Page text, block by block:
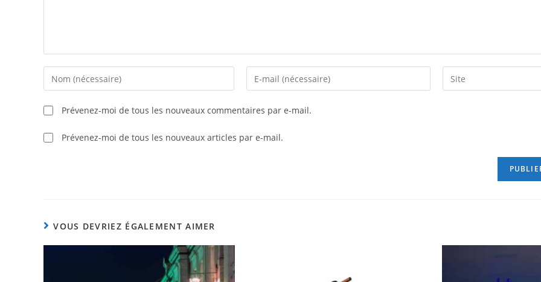
Prévenez-moi de tous les nouveaux commentaires par e-mail.
Prévenez-moi de tous les nouveaux articles par e-mail.
VOUS DEVRIEZ ÉGALEMENT AIMER